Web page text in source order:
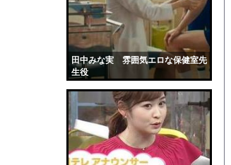
田中みな実 雰囲気エロな保健室先
生役